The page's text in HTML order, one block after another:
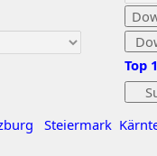
Steiermark
Top